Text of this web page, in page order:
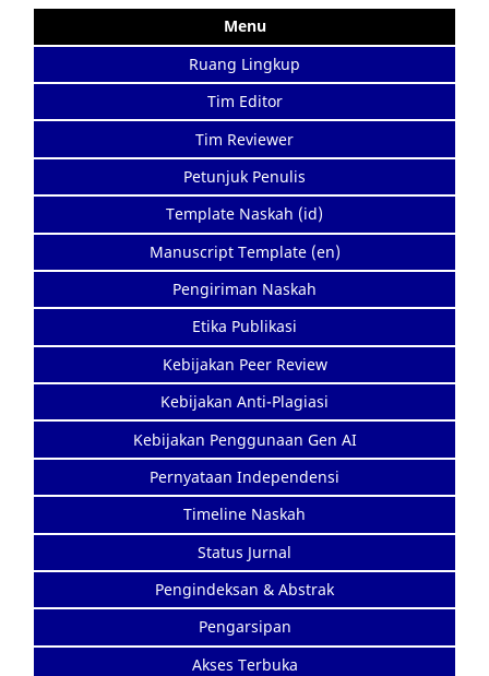
Menu
Ruang Lingkup
Tim Editor
Tim Reviewer
Petunjuk Penulis
Template Naskah (id)
Manuscript Template (en)
Pengiriman Naskah
Etika Publikasi
Kebijakan Peer Review
Kebijakan Anti-Plagiasi
Kebijakan Penggunaan Gen AI
Pernyataan Independensi
Timeline Naskah
Status Jurnal
Pengindeksan & Abstrak
Pengarsipan
Akses Terbuka